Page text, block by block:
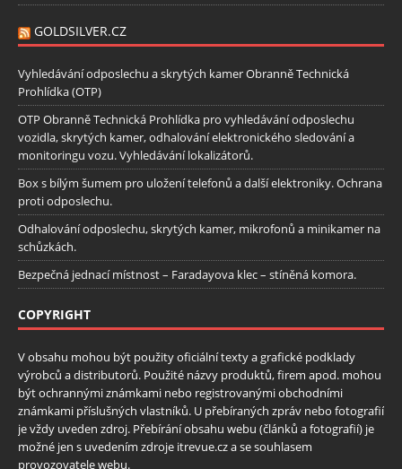
GOLDSILVER.CZ
Vyhledávání odposlechu a skrytých kamer Obranně Technická
Prohlídka (OTP)
OTP Obranně Technická Prohlídka pro vyhledávání odposlechu
vozidla, skrytých kamer, odhalování elektronického sledování a
monitoringu vozu. Vyhledávání lokalizátorů.
Box s bílým šumem pro uložení telefonů a další elektroniky. Ochrana
proti odposlechu.
Odhalování odposlechu, skrytých kamer, mikrofonů a minikamer na
schůzkách.
Bezpečná jednací místnost – Faradayova klec – stíněná komora.
COPYRIGHT
V obsahu mohou být použity oficiální texty a grafické podklady
výrobců a distributorů. Použité názvy produktů, firem apod. mohou
být ochrannými známkami nebo registrovanými obchodními
známkami příslušných vlastníků. U přebíraných zpráv nebo fotografií
je vždy uveden zdroj. Přebírání obsahu webu (článků a fotografií) je
možné jen s uvedením zdroje itrevue.cz a se souhlasem
provozovatele webu.